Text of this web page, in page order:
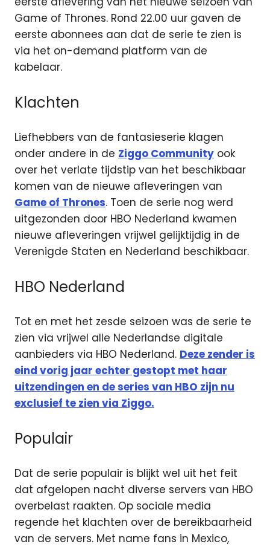
Game of Thrones. Rond 22.00 uur gaven de
eerste abonnees aan dat de serie te zien is
via het on-demand platform van de
kabelaar.
Klachten
Liefhebbers van de fantasieserie klagen
onder andere in de Ziggo Community ook
over het verlate tijdstip van het beschikbaar
komen van de nieuwe afleveringen van
Game of Thrones. Toen de serie nog werd
uitgezonden door HBO Nederland kwamen
nieuwe afleveringen vrijwel gelijktijdig in de
Verenigde Staten en Nederland beschikbaar.
HBO Nederland
Tot en met het zesde seizoen was de serie te
zien via vrijwel alle Nederlandse digitale
aanbieders via HBO Nederland. Deze zender is
eind vorig jaar echter gestopt met haar
uitzendingen en de series van HBO zijn nu
exclusief te zien via Ziggo.
Populair
Dat de serie populair is blijkt wel uit het feit
dat afgelopen nacht diverse servers van HBO
overbelast raakten. Op sociale media
regende het klachten over de bereikbaarheid
van de servers. Met name fans in Mexico,